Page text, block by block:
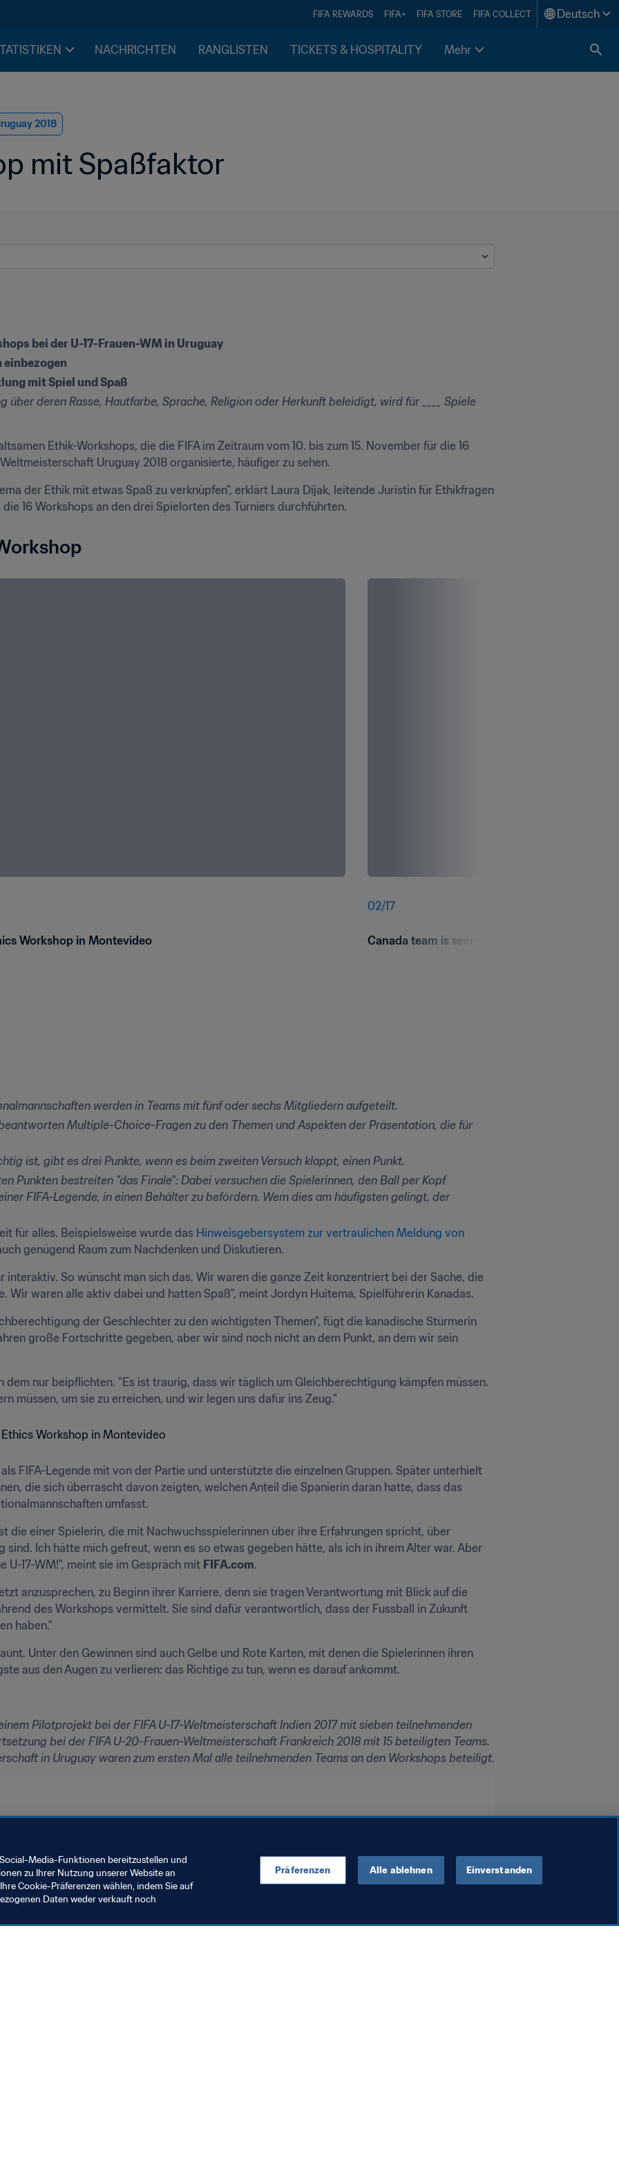
FIFA REWARDS FIFA+ FIFA STORE FIFA COLLECT Deutsch
NACHRICHTEN RANGLISTEN TICKETS & HOSPITALITY Mehr
2018
mit Spaßfaktor
bei der U-17-Frauen-WM in Uruguay
einbezogen
mit Spiel und Spaß
über deren Rasse, Hautfarbe, Sprache, Religion oder Herkunft beleidigt, wird für ____ Spiele
Ethik-Workshops, die die FIFA im Zeitraum vom 10. bis zum 15. November für die 16
Uruguay 2018 organisierte, häufiger zu sehen.
der Ethik mit etwas Spaß zu verknüpfen", erklärt Laura Dijak, leitende Juristin für Ethikfragen
16 Workshops an den drei Spielorten des Turniers durchführten.
Workshop in Montevideo
02/17
Canada team is seen during the Ethics
werden in Teams mit fünf oder sechs Mitgliedern aufgeteilt.
Multiple-Choice-Fragen zu den Themen und Aspekten der Präsentation, die für
ist, gibt es drei Punkte, wenn es beim zweiten Versuch klappt, einen Punkt.
Punkten bestreiten "das Finale": Dabei versuchen die Spielerinnen, den Ball per Kopf
FIFA-Legende, in einen Behälter zu befördern. Wem dies am häufigsten gelingt, der
für alles. Beispielsweise wurde das Hinweisgebersystem zur vertraulichen Meldung von
genügend Raum zum Nachdenken und Diskutieren.
interaktiv. So wünscht man sich das. Wir waren die ganze Zeit konzentriert bei der Sache, die
Wir waren alle aktiv dabei und hatten Spaß", meint Jordyn Huitema, Spielführerin Kanadas.
der Geschlechter zu den wichtigsten Themen", fügt die kanadische Stürmerin
große Fortschritte gegeben, aber wir sind noch nicht an dem Punkt, an dem wir sein
dem nur beipflichten. "Es ist traurig, dass wir täglich um Gleichberechtigung kämpfen müssen.
müssen, um sie zu erreichen, und wir legen uns dafür ins Zeug."
FIFA-Legende mit von der Partie und unterstützte die einzelnen Gruppen. Später unterhielt
die sich überrascht davon zeigten, welchen Anteil die Spanierin daran hatte, dass das
umfasst.
die einer Spielerin, die mit Nachwuchsspielerinnen über ihre Erfahrungen spricht, über
sind. Ich hätte mich gefreut, wenn es so etwas gegeben hätte, als ich in ihrem Alter war. Aber
U-17-WM!", meint sie im Gespräch mit FIFA.com.
anzusprechen, zu Beginn ihrer Karriere, denn sie tragen Verantwortung mit Blick auf die
des Workshops vermittelt. Sie sind dafür verantwortlich, dass der Fussball in Zukunft
haben."
Unter den Gewinnen sind auch Gelbe und Rote Karten, mit denen die Spielerinnen ihren
aus den Augen zu verlieren: das Richtige zu tun, wenn es darauf ankommt.
Pilotprojekt bei der FIFA U-17-Weltmeisterschaft Indien 2017 mit sieben teilnehmenden
bei der FIFA U-20-Frauen-Weltmeisterschaft Frankreich 2018 mit 15 beteiligten Teams.
in Uruguay waren zum ersten Mal alle teilnehmenden Teams an den Workshops beteiligt.
Media-Funktionen bereitzustellen und
zu Ihrer Nutzung unserer Website an
Cookie-Präferenzen wählen, indem Sie auf
Daten weder verkauft noch
Präferenzen Alle ablehnen Einverstanden